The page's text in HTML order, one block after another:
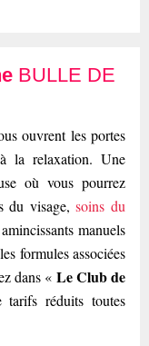
BULLE DE
ouvrent les portes
la relaxation. Une
où vous pourrez
du visage,soins du
manuels
formules associées
dans « Le Club de
réduits toutes